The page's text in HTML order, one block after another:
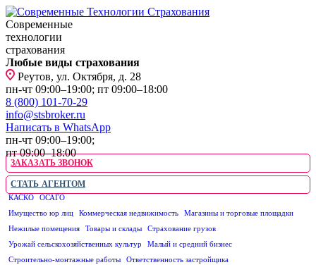
Современные
технологии
страхования
Любые виды страхования
Реутов, ул. Октября, д. 28
пн-чт 09:00–19:00; пт 09:00–18:00
8 (800) 101-70-29
info@stsbroker.ru
Написать в WhatsApp
пн-чт 09:00–19:00;
пт 09:00–18:00
ЗАКАЗАТЬ ЗВОНОК
СТАТЬ АГЕНТОМ
КАСКО ОСАГО
Имущество юр лиц
Коммерческая недвижимость
Магазины и торговые площадки
Нежилые помещения
Товары и склады
Страхование грузов
Урожай сельскохозяйственных культур
Малый и средний бизнес
Строительно-монтажные работы
Ответственность застройщика